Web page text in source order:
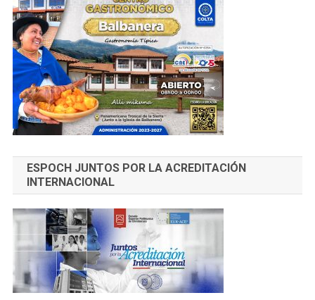
ESPOCH JUNTOS POR LA ACREDITACIÓN
INTERNACIONAL